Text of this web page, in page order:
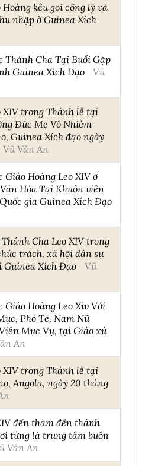
kêu gọi công lý và
nhập ở Guinea Xích
Thánh Cha Tại Buổi Gặp
Guinea Xích Đạo
Vũ
XIV trong Thánh lễ tại
Đức Mẹ Vô Nhiễm
Guinea Xích đạo ngày
Vũ Văn An
Hoàng Leo XIV ở
Hóa Tại Khuôn viên
gia Guinea Xích Đạo
Cha Leo XIV trong
trách, xã hội dân sự
Guinea Xích Đạo
Vũ
Giáo Hoàng Leo Xiv Với
Phó Tế, Nam Nữ
Mục Vụ, tại Giáo xứ
An
XIV trong Thánh lễ tại
Angola, ngày 20 tháng
đến thăm đền thánh
từng là trung tâm buôn
Văn An